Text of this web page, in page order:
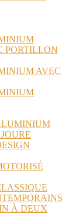
PORTILLON
AVEC
À DEUX